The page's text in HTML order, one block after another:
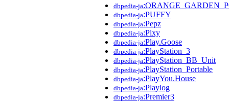
dbpedia-ja
dbpedia-ja:PUFFY
dbpedia-ja:Pepz
dbpedia-ja:Pixy
dbpedia-ja:Play.Goose
dbpedia-ja:PlayStation_3
dbpedia-ja:PlayStation_BB_Unit
dbpedia-ja:PlayStation_Portable
dbpedia-ja:PlayYou.House
dbpedia-ja:Playlog
dbpedia-ja:Premier3